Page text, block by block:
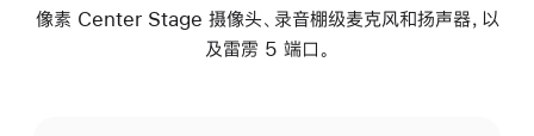
像素 Center Stage 摄像头、录音棚级麦克风和扬声器，以
及雷雳 5 端口。